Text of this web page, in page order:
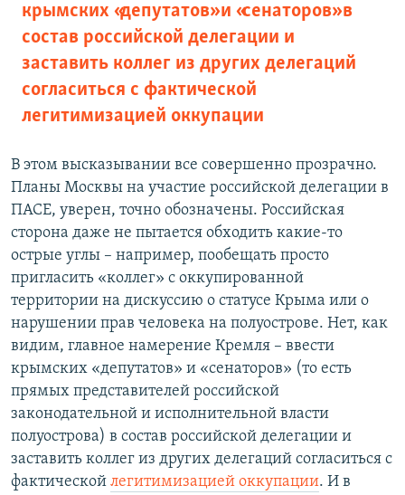
крымских «депутатов» и «сенаторов» в
состав российской делегации и
заставить коллег из других делегаций
согласиться с фактической
легитимизацией оккупации
В этом высказывании все совершенно прозрачно.
Планы Москвы на участие российской делегации в
ПАСЕ, уверен, точно обозначены. Российская
сторона даже не пытается обходить какие-то
острые углы – например, пообещать просто
пригласить «коллег» с оккупированной
территории на дискуссию о статусе Крыма или о
нарушении прав человека на полуострове. Нет, как
видим, главное намерение Кремля – ввести
крымских «депутатов» и «сенаторов» (то есть
прямых представителей российской
законодательной и исполнительной власти
полуострова) в состав российской делегации и
заставить коллег из других делегаций согласиться с
фактической легитимизацией оккупации. И в